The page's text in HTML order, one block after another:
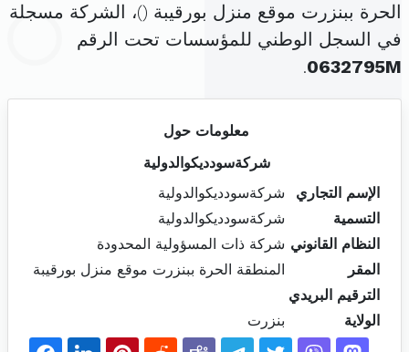
الحرة ببنزرت موقع منزل بورقيبة ()، الشركة مسجلة
في السجل الوطني للمؤسسات تحت الرقم
0632795M
.
معلومات حول
شركةسودديكوالدولية
الإسم التجاري
شركةسودديكوالدولية
التسمية
شركةسودديكوالدولية
النظام القانوني شركة ذات المسؤولية المحدودة
المقر
المنطقة الحرة ببنزرت موقع منزل بورقيبة
الترقيم البريدي
الولاية
بنزرت